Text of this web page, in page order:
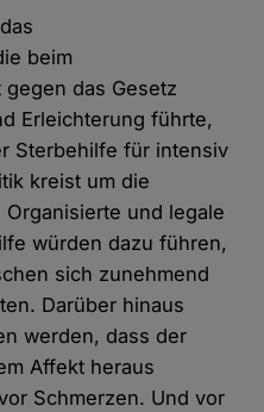
beim
das Gesetz
Erleichterung führte,
Sterbehilfe für intensiv
kreist um die
und legale
würden dazu führen,
sich zunehmend
Darüber hinaus
werden, dass der
Affekt heraus
Schmerzen. Und vor